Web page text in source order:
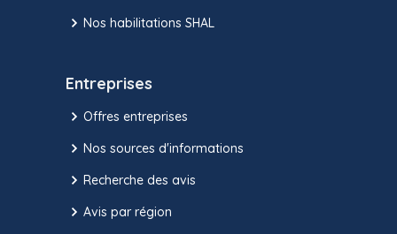
Nos habilitations SHAL
Entreprises
Offres entreprises
Nos sources d'informations
Recherche des avis
Avis par région